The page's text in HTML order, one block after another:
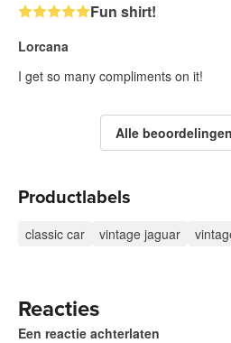
Fun shirt!
Lorcana
I get so many compliments on it!
Alle
Productlabels
classic car vintage jaguar
Reacties
Een reactie achterlaten